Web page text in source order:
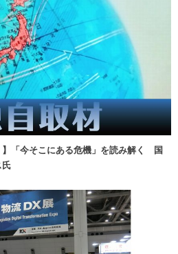
】「今そこにある危機」を読み解く 国
氏